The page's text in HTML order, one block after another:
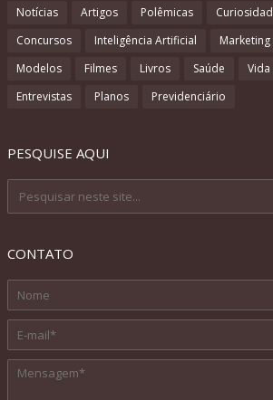
Notícias Artigos Polêmicas
Concursos
Inteligência Artificial Marketing
Modelos
Filmes Livros Saúde
Entrevistas
Planos Previdenciário
PESQUISE AQUI
CONTATO